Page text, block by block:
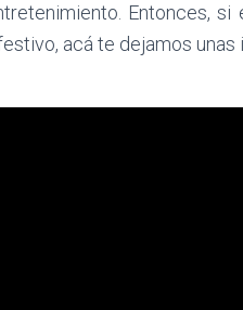
Entonces, si
acá te dejamos unas